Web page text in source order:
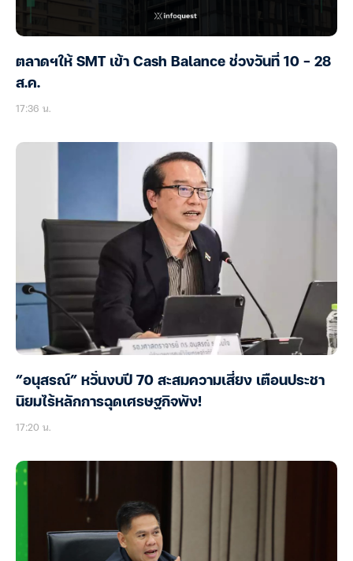
ตลาดฯให้ SMT เข้า Cash Balance ช่วงวันที่ 10 – 28
ส.ค.
17:36 น.
“อนุสรณ์” หวั่นงบปี 70 สะสมความเสี่ยง เตือนประชา
นิยมไร้หลักการฉุดเศรษฐกิจพัง!
17:20 น.